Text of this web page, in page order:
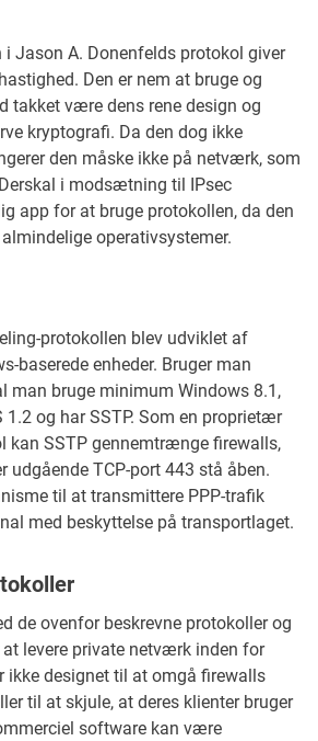
Jason A. Donenfelds protokol giver
Den er nem at bruge og
takket være dens rene design og
kryptografi. Da den dog ikke
den måske ikke på netværk, som
i modsætning til IPsec
app for at bruge protokollen, da den
operativsystemer.
protokollen blev udviklet af
baserede enheder. Bruger man
man bruge minimum Windows 8.1,
1.2 og har SSTP. Som en proprietær
kan SSTP gennemtrænge firewalls,
udgående TCP-port 443 stå åben.
til at transmittere PPP-trafik
med beskyttelse på transportlaget.
de ovenfor beskrevne protokoller og
levere private netværk inden for
ikke designet til at omgå firewalls
til at skjule, at deres klienter bruger
software kan være